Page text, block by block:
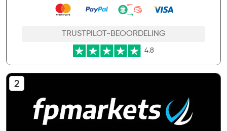
TRUSTPILOT-BEOORDELING
4.8